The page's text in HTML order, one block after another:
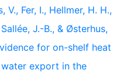
V., Fer, I., Hellmer, H. H.,
J.-B., & Østerhus,
for on-shelf heat
export in the